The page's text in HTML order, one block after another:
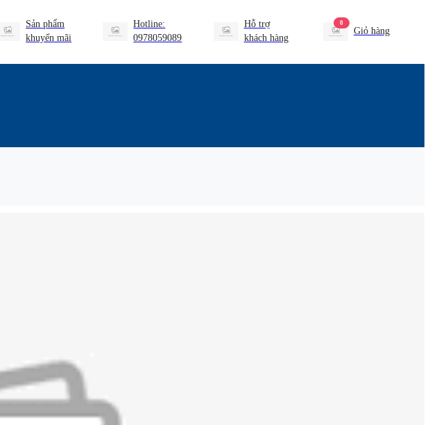
Sản phẩm
khuyến mãi
Hotline:
0978059089
Hỗ trợ
khách hàng
0
Giỏ hàng